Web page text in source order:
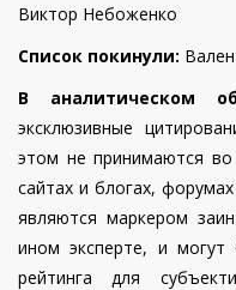
Виктор Небоженко
Список покинули:
В аналитическом
эксклюзивные
этом не принимаются
сайтах и блогах,
являются маркером
ином эксперте, и могут
рейтинга для